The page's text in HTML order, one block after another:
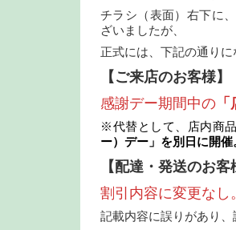
チラシ（表面）右下に
ざいましたが、
正式には、下記の通りに
【ご来店のお客様】
感謝デー期間中の
※代替として、店内商
ー）デー」を別日に開催
【配達・発送のお客
割引内容に変更なし。
記載内容に誤りがあり